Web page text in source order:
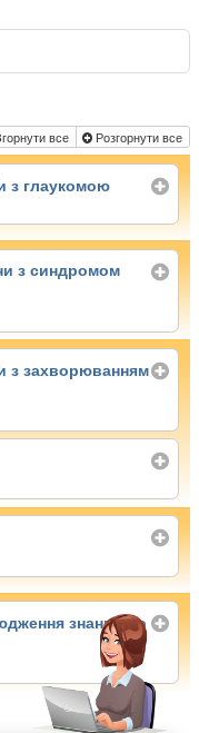
все Розгорнути все
з глаукомою
з синдромом
з захворюванням
знань про